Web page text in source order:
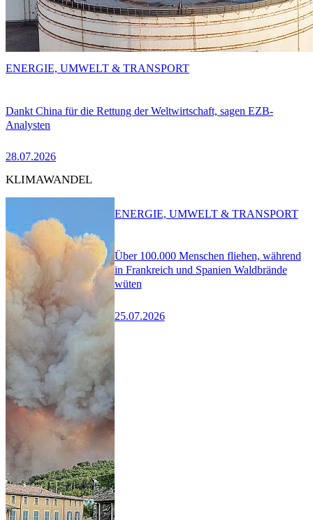
Dankt China für die Rettung der Weltwirtschaft, sagen EZB-
Analysten
28.07.2026
ENERGIE, UMWELT & TRANSPORT
KLIMAWANDEL
Über 100.000 Menschen fliehen, während
in Frankreich und Spanien Waldbrände
wüten
25.07.2026
ENERGIE, UMWELT & TRANSPORT